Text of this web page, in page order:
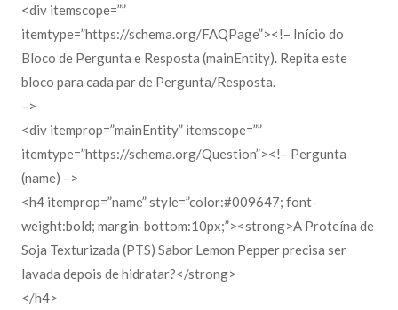
<div itemscope=””
itemtype=”https://schema.org/FAQPage”><!– Início do
Bloco de Pergunta e Resposta (mainEntity). Repita este
bloco para cada par de Pergunta/Resposta.
–>
<div itemprop=”mainEntity” itemscope=””
itemtype=”https://schema.org/Question”><!– Pergunta
(name) –>
<h4 itemprop=”name” style=”color:#009647; font-
weight:bold; margin-bottom:10px;”><strong>A Proteína de
Soja Texturizada (PTS) Sabor Lemon Pepper precisa ser
lavada depois de hidratar?</strong>
</h4>